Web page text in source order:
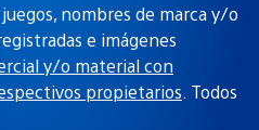
nombres de marca y/o
e imágenes
y/o material con
propietarios. Todos